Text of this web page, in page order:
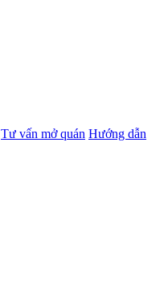
Tư vấn mở quán Hướng dẫn